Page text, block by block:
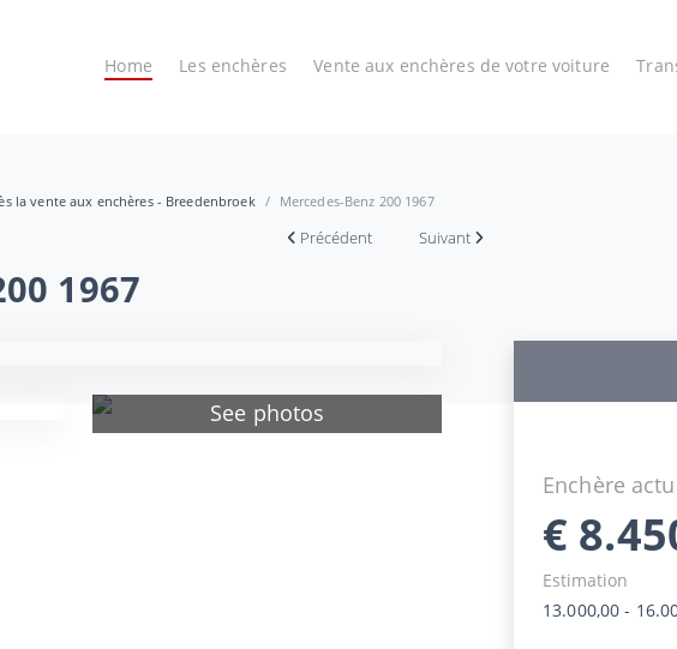
Home Les enchères Vente aux enchères de votre voiture
la vente aux enchères - Breedenbroek Mercedes-Benz 200 1967
Précédent Suivant
1967
See photos
Enchère
€
Estimation
13.000,00 -